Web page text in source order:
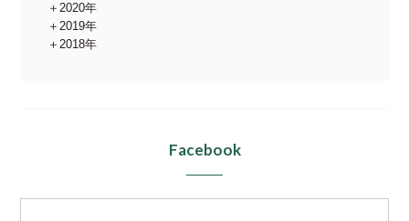
2020年
2019年
2018年
Facebook